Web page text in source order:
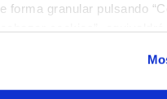
forma granular pulsando
para que el sitio
se pueden desactivar.